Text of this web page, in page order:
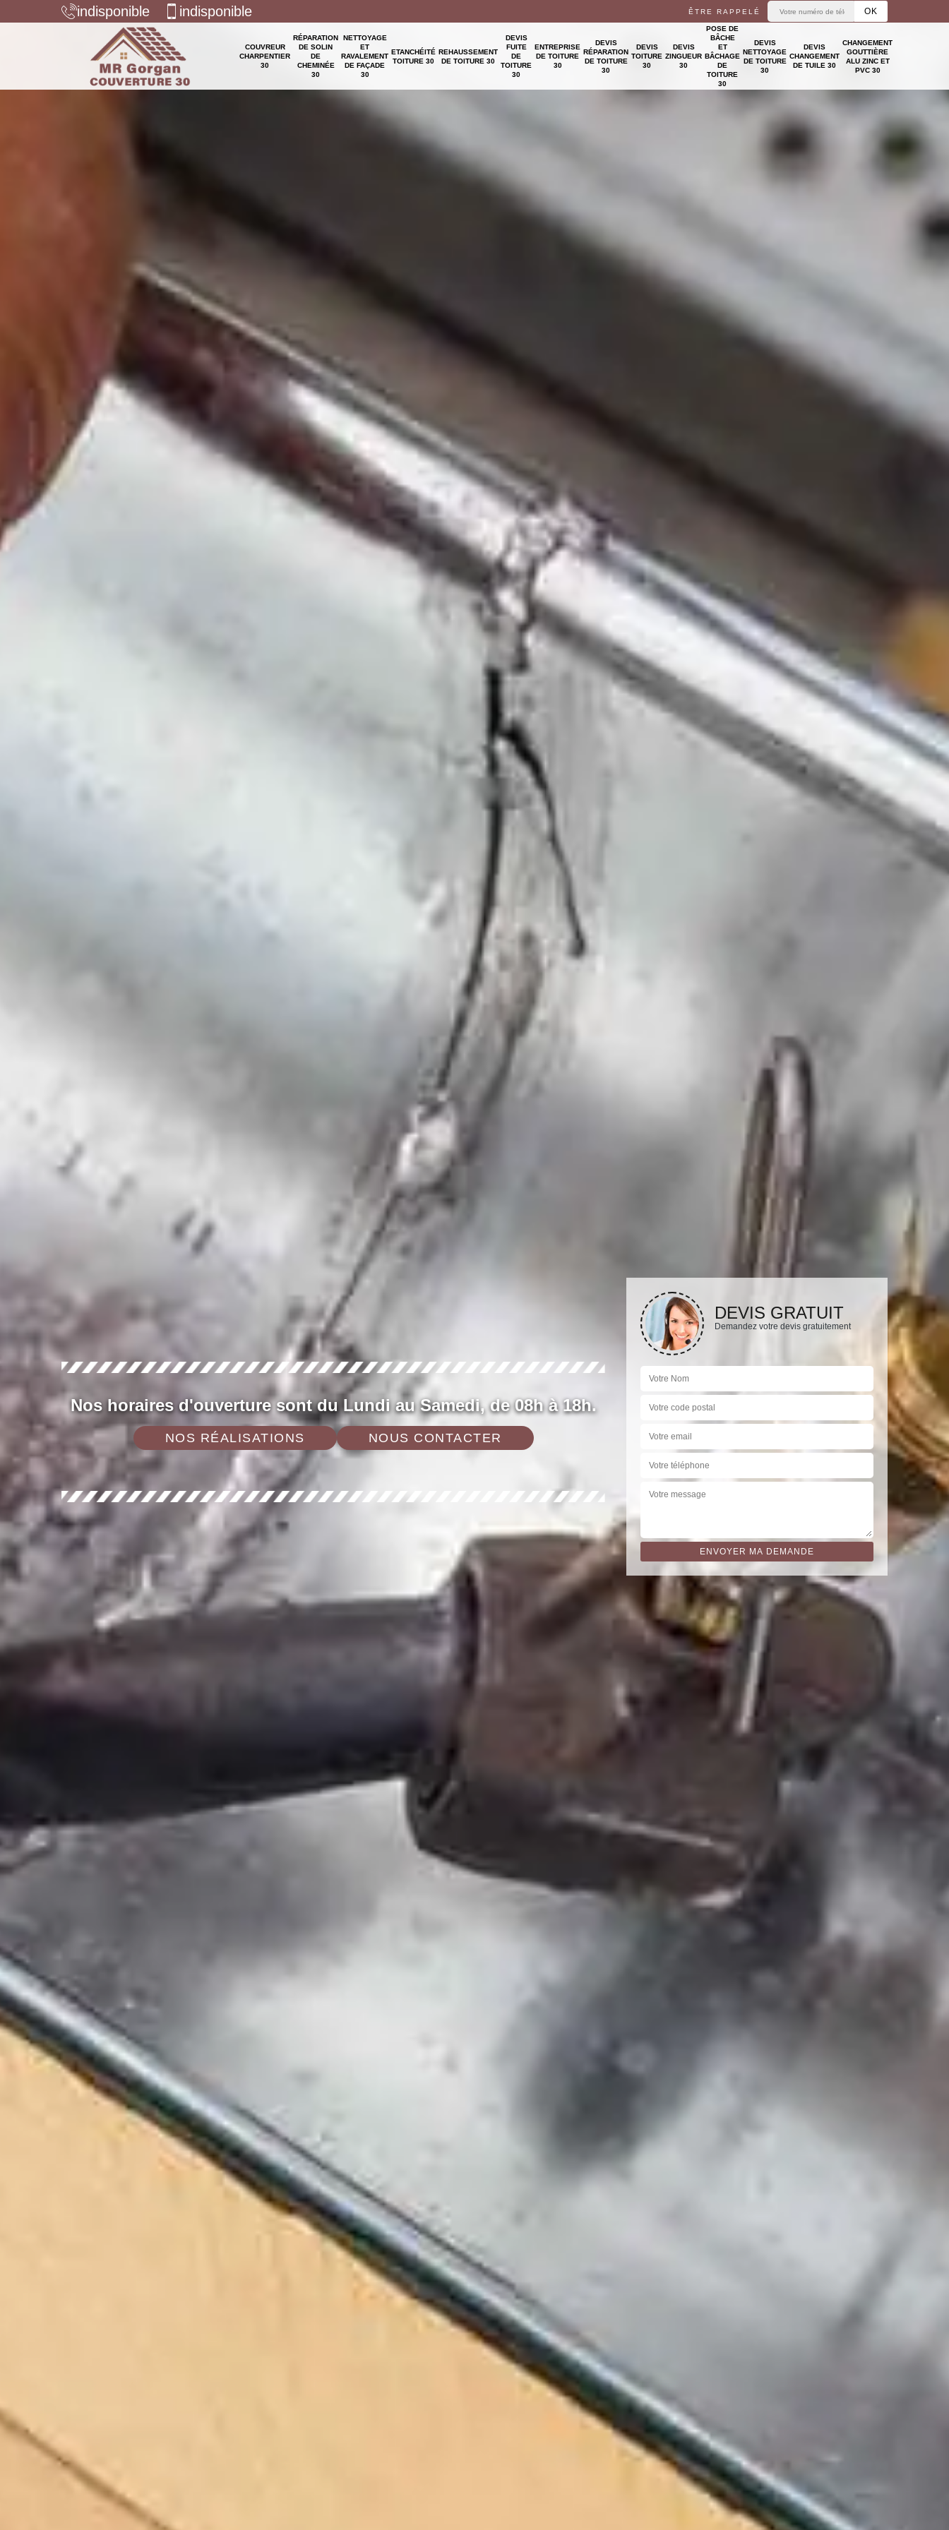
indisponible indisponible ÊTRE RAPPELÉ
COUVREUR
CHARPENTIER
30
RÉPARATION
DE SOLIN
DE
CHEMINÉE
30
NETTOYAGE
ET
RAVALEMENT
DE FAÇADE
30
ETANCHÉITÉ
TOITURE 30
REHAUSSEMENT
DE TOITURE 30
DEVIS
FUITE
DE
TOITURE
30
ENTREPRISE
DE TOITURE
30
DEVIS
RÉPARATION
DE TOITURE
30
DEVIS
TOITURE
30
DEVIS
ZINGUEUR
30
POSE DE
BÂCHE
ET
BÂCHAGE
DE
TOITURE
30
DEVIS
NETTOYAGE
DE TOITURE
30
DEVIS
CHANGEMENT
DE TUILE 30
CHANGEMENT
GOUTTIÈRE
ALU ZINC ET
PVC 30
Nos horaires d'ouverture sont du Lundi au Samedi, de 08h à 18h.
NOS RÉALISATIONS NOUS CONTACTER
DEVIS GRATUIT
Demandez votre devis gratuitement